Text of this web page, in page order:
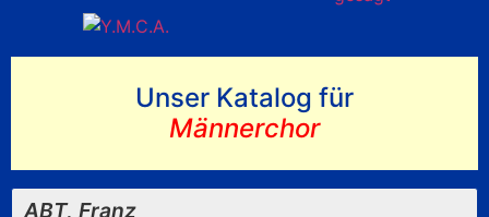
Unser Katalog für
Männerchor
ABT, Franz